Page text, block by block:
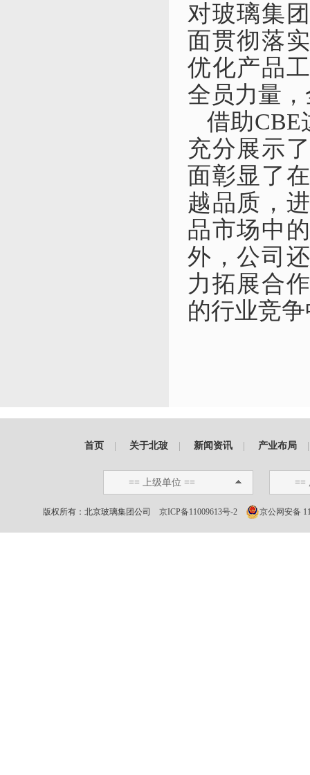
对玻璃集
面贯彻落
优化产品
全员力量，
借助CBE
充分展示
面彰显 了
越品质，
品市场中
外，公司
力拓展合
的行业竞
首页 关于北玻 新闻资讯 产业布局
== 上级单位 == ==
版权所有：北京玻璃集团公司 京ICP备11009613号-2 京公网安备